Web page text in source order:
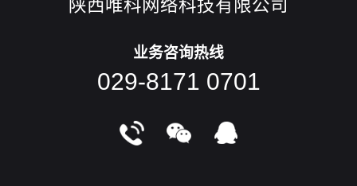
陕西唯科网络科技有限公司
业务咨询热线
029-8171 0701